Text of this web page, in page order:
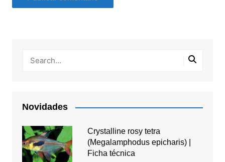
Novidades
Crystalline rosy tetra
(Megalamphodus epicharis) |
Ficha técnica